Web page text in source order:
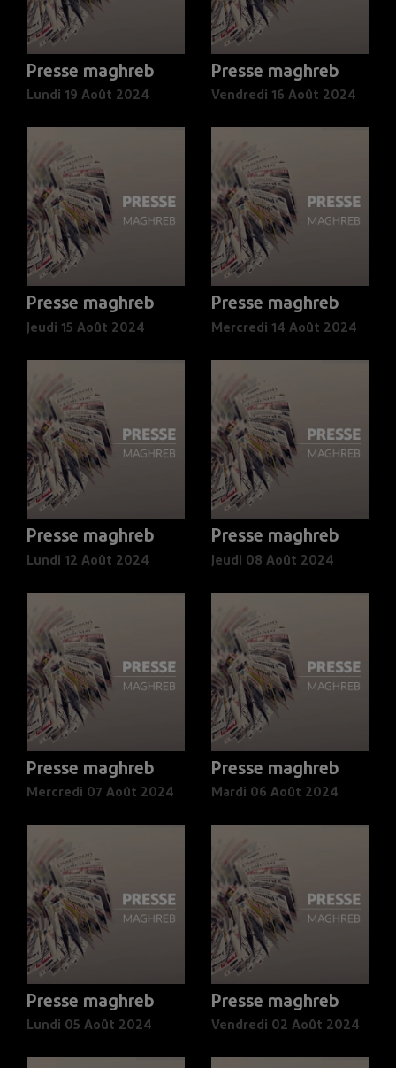
Presse maghreb
Lundi 19 Août 2024
Presse maghreb
Vendredi 16 Août 2024
Presse maghreb
Jeudi 15 Août 2024
Presse maghreb
Mercredi 14 Août 2024
Presse maghreb
Lundi 12 Août 2024
Presse maghreb
Jeudi 08 Août 2024
Presse maghreb
Mercredi 07 Août 2024
Presse maghreb
Mardi 06 Août 2024
Presse maghreb
Lundi 05 Août 2024
Presse maghreb
Vendredi 02 Août 2024